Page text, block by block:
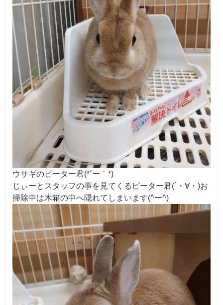
ウサギのピーター君(*´ー｀*)
じぃーとスタッフの事を見てくるピーター君(´・∀・)お
掃除中は木箱の中へ隠れてしまいます(^ー^)